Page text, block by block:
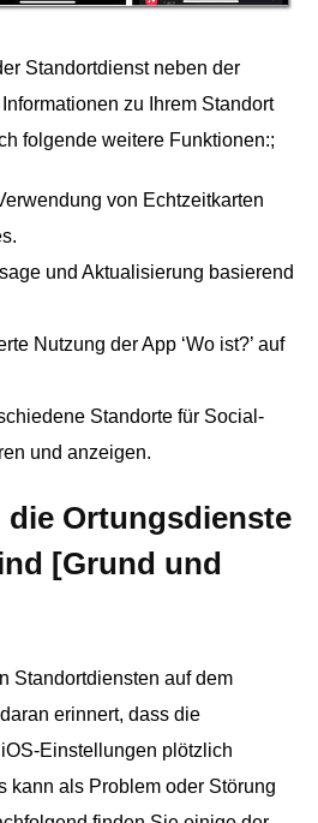
Standortdienst neben der
zu Ihrem Standort
folgende weitere Funktionen:;
von Echtzeitkarten
und Aktualisierung basierend
Nutzung der App ‘Wo ist?’ auf
Standorte für Social-
und anzeigen.
die Ortungsdienste
[Grund und
Standortdiensten auf dem
erinnert, dass die
Einstellungen plötzlich
kann als Problem oder Störung